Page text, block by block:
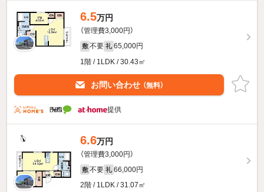
6.5万円
（管理費3,000円）
敷 不要 礼 65,000円
1階 / 1LDK / 30.43㎡
お問い合わせ （無料）
提供
6.6万円
（管理費3,000円）
敷 不要 礼 66,000円
2階 / 1LDK / 31.07㎡